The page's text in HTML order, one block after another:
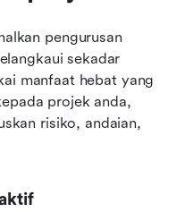
pengurusan
sekadar
manfaat hebat yang
projek anda,
risiko, andaian,